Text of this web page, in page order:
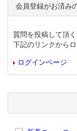
会員登録がお済み
質問を投稿して頂
下記のリンクから
ログインページ